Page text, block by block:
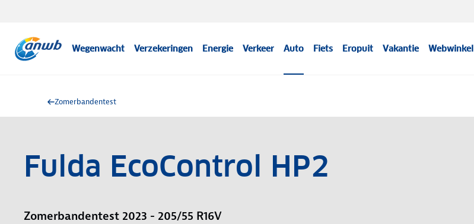
Wegenwacht Verzekeringen Energie Verkeer Auto Fiets Eropuit Vakantie Webwinkel
Zomerbandentest
Fulda EcoControl HP2
Zomerbandentest 2023 - 205/55 R16V